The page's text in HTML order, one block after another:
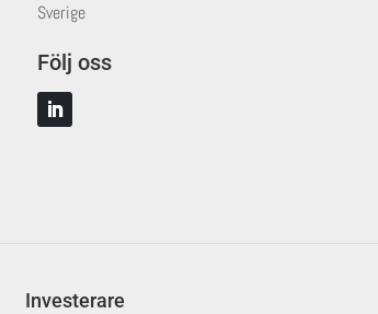
Sverige
Följ oss
Investerare